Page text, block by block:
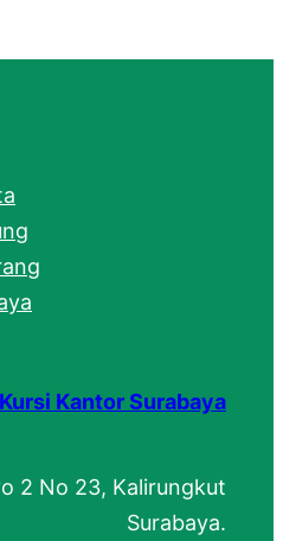
Kursi Kantor Surabaya
2 No 23, Kalirungkut
Surabaya.